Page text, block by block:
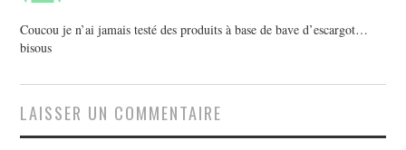
Coucou je n’ai jamais testé des produits à base de bave d’escargot…
bisous
LAISSER UN COMMENTAIRE